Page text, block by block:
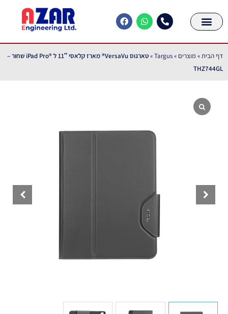
דף הבית»מוצרים »
Targus
»
טארגוס VersaVu® מארז קלאסי 11″ ל ®iPad Pro שחור –
THZ744GL